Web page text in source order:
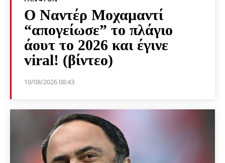
Ο Ναντέρ Μοχαμαντί
“απογείωσε” το πλάγιο
άουτ το 2026 και έγινε
viral! (βίντεο)
10/08/2026 08:43